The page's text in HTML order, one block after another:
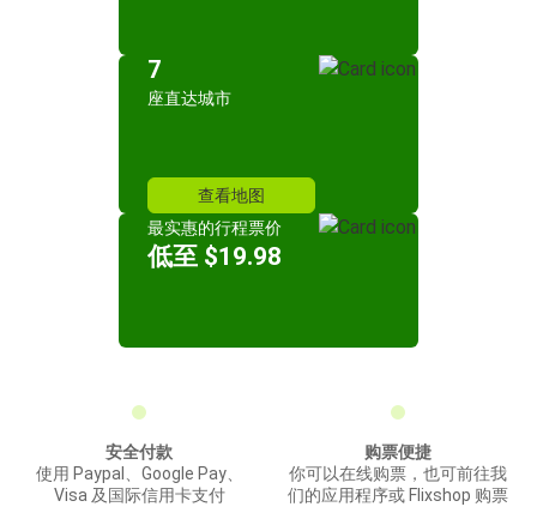
7
座直达城市
查看地图
最实惠的行程票价
低至 $19.98
安全付款
使用 Paypal、Google Pay、
Visa 及国际信用卡支付
购票便捷
你可以在线购票，也可前往我
们的应用程序或 Flixshop 购票